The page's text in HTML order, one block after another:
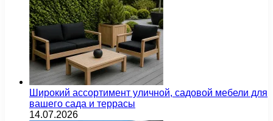
Широкий ассортимент уличной, садовой мебели для
вашего сада и террасы
14.07.2026